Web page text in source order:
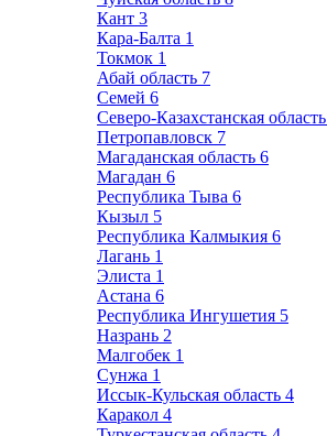
Кант 3
Кара-Балта 1
Токмок 1
Абай область 7
Семей 6
Северо-Казахстанская область
Петропавловск 7
Магаданская область 6
Магадан 6
Республика Тыва 6
Кызыл 5
Республика Калмыкия 6
Лагань 1
Элиста 1
Астана 6
Республика Ингушетия 5
Назрань 2
Малгобек 1
Сунжа 1
Иссык-Кульская область 4
Каракол 4